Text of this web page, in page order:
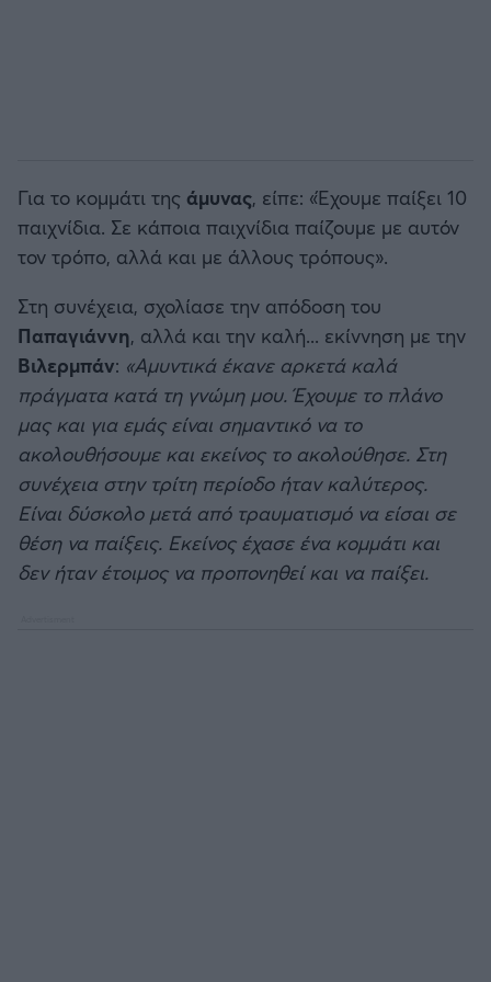
Για το κομμάτι της άμυνας, είπε: «Έχουμε παίξει 10
παιχνίδια. Σε κάποια παιχνίδια παίζουμε με αυτόν
τον τρόπο, αλλά και με άλλους τρόπους».
Στη συνέχεια, σχολίασε την απόδοση του
Παπαγιάννη, αλλά και την καλή... εκίννηση με την
Βιλερμπάν: «Αμυντικά έκανε αρκετά καλά
πράγματα κατά τη γνώμη μου. Έχουμε το πλάνο
μας και για εμάς είναι σημαντικό να το
ακολουθήσουμε και εκείνος το ακολούθησε. Στη
συνέχεια στην τρίτη περίοδο ήταν καλύτερος.
Είναι δύσκολο μετά από τραυματισμό να είσαι σε
θέση να παίξεις. Εκείνος έχασε ένα κομμάτι και
δεν ήταν έτοιμος να προπονηθεί και να παίξει.